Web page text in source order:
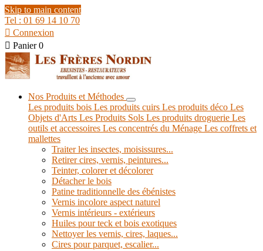
Skip to main content
Tel : 01 69 14 10 70
 Connexion
 Panier 0
Nos Produits et Méthodes
Les produits bois Les produits cuirs Les produits déco Les
Objets d'Arts Les Produits Sols Les produits droguerie Les
outils et accessoires Les concentrés du Ménage Les coffrets et
mallettes
Traiter les insectes, moisissures...
Retirer cires, vernis, peintures...
Teinter, colorer et décolorer
Détacher le bois
Patine traditionnelle des ébénistes
Vernis incolore aspect naturel
Vernis intérieurs - extérieurs
Huiles pour teck et bois exotiques
Nettoyer les vernis, cires, laques...
Cires pour parquet, escalier...